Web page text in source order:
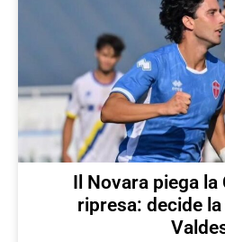
Il Novara piega la
ripresa: decide